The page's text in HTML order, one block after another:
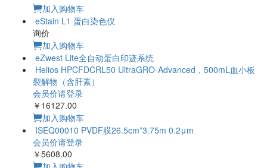
加入购物车
eStain L1 蛋白染色仪
询价
加入购物车
eZwest Lite全自动蛋白印迹系统
Helios HPCFDCRL50 UltraGRO-Advanced，500mL血小板
裂解物（含肝素）
会员价请登录
￥16127.00
加入购物车
ISEQ00010 PVDF膜26.5cm*3.75m 0.2μm
会员价请登录
￥5608.00